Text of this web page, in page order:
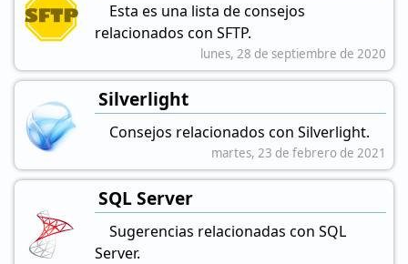
Esta es una lista de consejos
relacionados con SFTP.
lunes, 28 de septiembre de 2020
Silverlight
Consejos relacionados con Silverlight.
martes, 23 de febrero de 2021
SQL Server
Sugerencias relacionadas con SQL
Server.